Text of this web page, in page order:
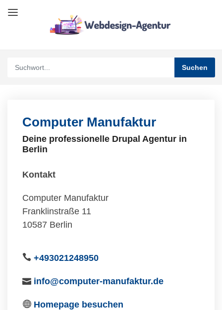
Computer Manufaktur
Deine professionelle Drupal Agentur in
Berlin
Kontakt
Computer Manufaktur
Franklinstraße 11
10587 Berlin
+493021248950
info@computer-manufaktur.de
Homepage besuchen